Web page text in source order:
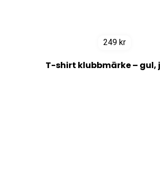
249 kr
T-shirt klubbmärke – gul,